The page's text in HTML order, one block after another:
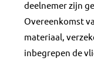
deelnemer zijn
Overeenkomst
materiaal,
inbegrepen de